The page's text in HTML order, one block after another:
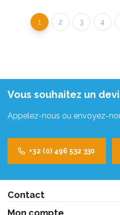
1 2 3 4
Vous souhaitez un
Appelez-nous ou envoyez-
+32 (0) 496 532 330
Contact
Mon compte